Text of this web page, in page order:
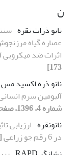
ن
نانو ذرات نقره
اثرات ضد میکروبی
173]
نانو ذره اکسید مس
آلبومین سرم
شماره 4، 1396، صفحه 339-348]
نانونقره ارزیابی
در 6 رقم جو زراعی